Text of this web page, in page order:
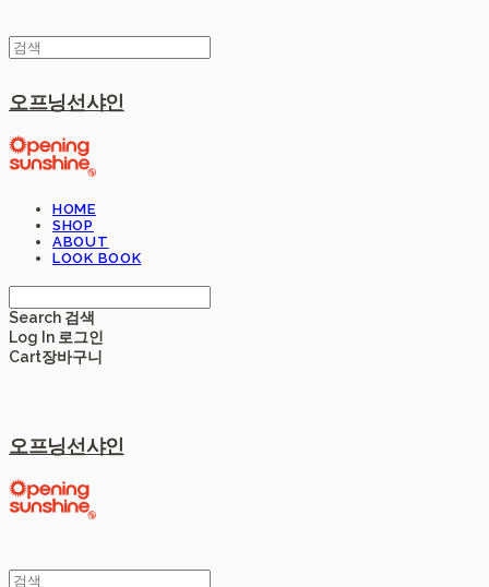
오프닝선샤인
HOME
SHOP
ABOUT
LOOK BOOK
Search 검색
Log In 로그인
Cart장바구니
오프닝선샤인